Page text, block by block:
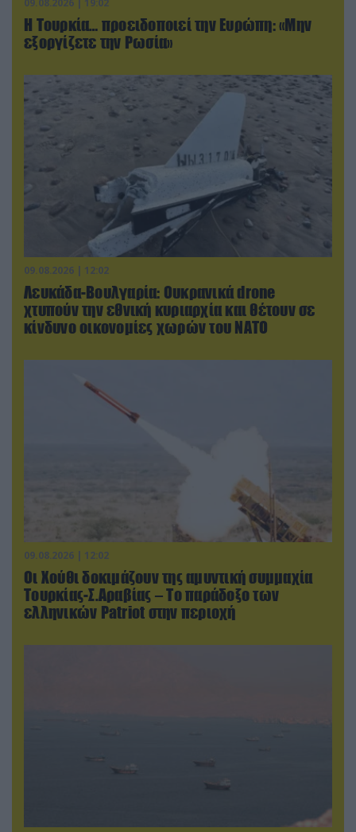
09.08.2026 | 19:02
Η Τουρκία… προειδοποιεί την Ευρώπη: «Μην
εξοργίζετε την Ρωσία»
09.08.2026 | 12:02
Λευκάδα-Βουλγαρία: Ουκρανικά drone
χτυπούν την εθνική κυριαρχία και θέτουν σε
κίνδυνο οικονομίες χωρών του ΝΑΤΟ
09.08.2026 | 12:02
Οι Χούθι δοκιμάζουν της αμυντική συμμαχία
Τουρκίας-Σ.Αραβίας – Το παράδοξο των
ελληνικών Patriot στην περιοχή